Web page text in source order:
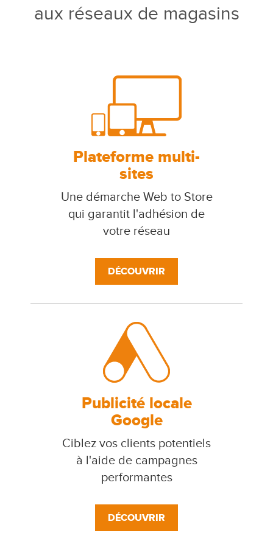
aux réseaux de magasins
Plateforme multi-
sites
Une démarche Web to Store
qui garantit l'adhésion de
votre réseau
DÉCOUVRIR
Publicité locale
Google
Ciblez vos clients potentiels
à l'aide de campagnes
performantes
DÉCOUVRIR